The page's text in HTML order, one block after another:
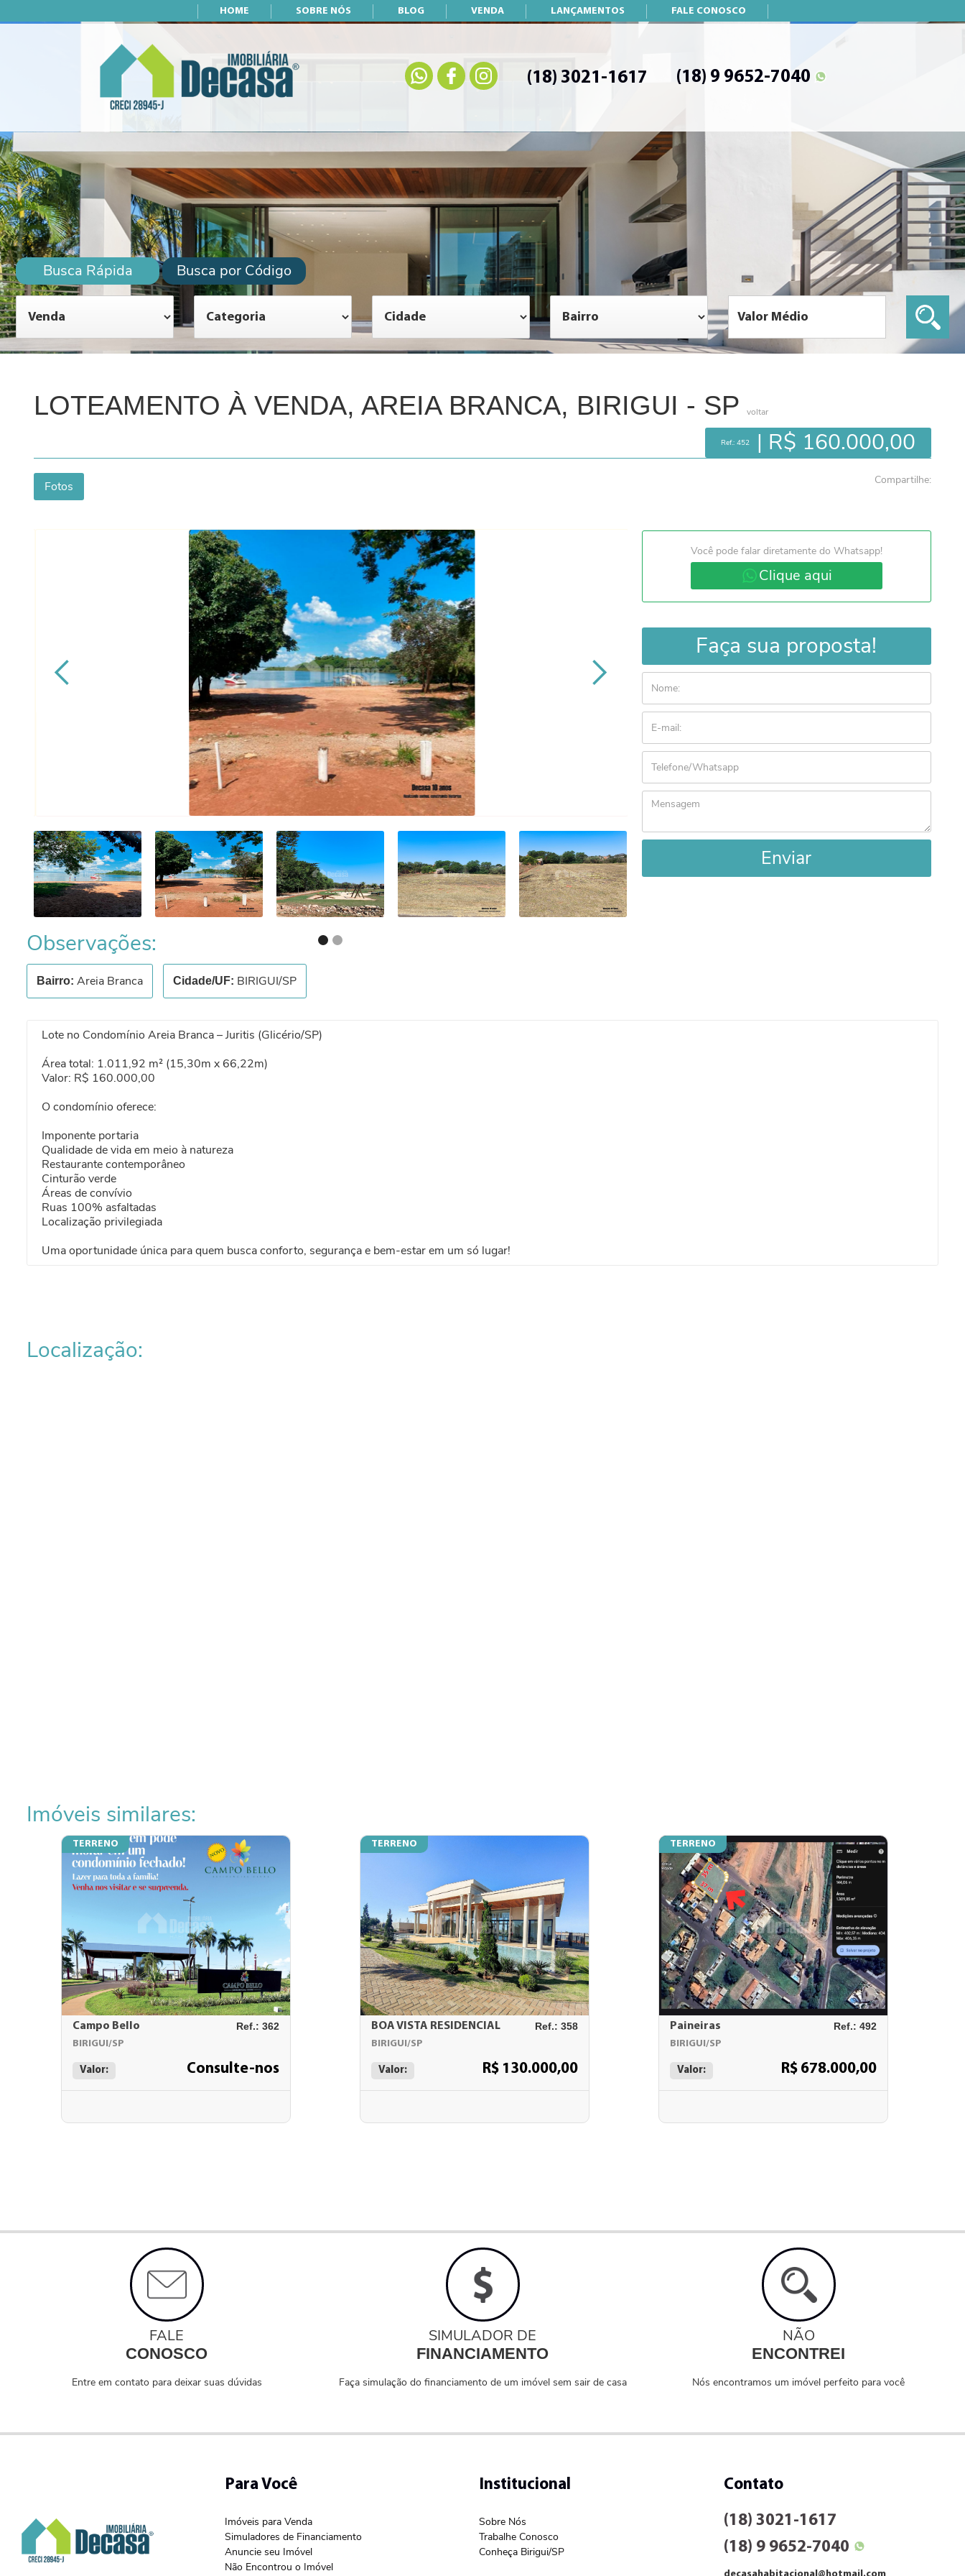
HOME SOBRE NÓS BLOG VENDA LANÇAMENTOS FALE CONOSCO
(18) 3021-1617 (18) 9 9652-7040
Busca Rápida Busca por Código
LOTEAMENTO À VENDA, AREIA BRANCA, BIRIGUI - SP voltar
Ref.: 452 | R$ 160.000,00
Fotos Compartilhe:
Você pode falar diretamente do Whatsapp!
Clique aqui
Faça sua proposta!
Enviar
Observações:
Bairro: Areia Branca Cidade/UF: BIRIGUI/SP
Lote no Condomínio Areia Branca – Juritis (Glicério/SP)
Área total: 1.011,92 m² (15,30m x 66,22m)
Valor: R$ 160.000,00
O condomínio oferece:
Imponente portaria
Qualidade de vida em meio à natureza
Restaurante contemporâneo
Cinturão verde
Áreas de convívio
Ruas 100% asfaltadas
Localização privilegiada
Uma oportunidade única para quem busca conforto, segurança e bem-estar em um só lugar!
Localização:
Imóveis similares:
TERRENO
Campo Bello Ref.: 362
BIRIGUI/SP
Valor: Consulte-nos
TERRENO
BOA VISTA RESIDENCIAL Ref.: 358
BIRIGUI/SP
Valor: R$ 130.000,00
TERRENO
Paineiras Ref.: 492
BIRIGUI/SP
Valor: R$ 678.000,00
FALE
CONOSCO
Entre em contato para deixar suas dúvidas
SIMULADOR DE
FINANCIAMENTO
Faça simulação do financiamento de um imóvel sem sair de casa
NÃO
ENCONTREI
Nós encontramos um imóvel perfeito para você
Para Você
Imóveis para Venda
Simuladores de Financiamento
Anuncie seu Imóvel
Não Encontrou o Imóvel
Institucional
Sobre Nós
Trabalhe Conosco
Conheça Birigui/SP
Contato
(18) 3021-1617
(18) 9 9652-7040